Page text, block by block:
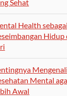
Sehat
Health
Hidup
Mental
Awal